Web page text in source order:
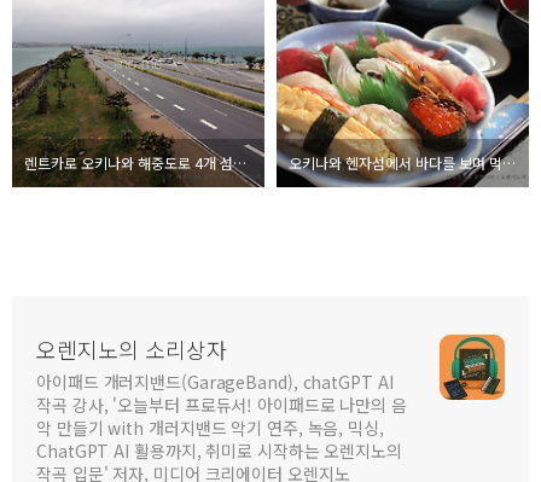
렌트카로 오키나와 해중도로 4개 섬을 돌아보다 오키나와 헨자섬에서 바다를 보며 먹는 현지 식당에서
오렌지노의 소리상자
아이패드 개러지밴드(GarageBand), chatGPT AI
작곡 강사, '오늘부터 프로듀서! 아이패드로 나만의 음
악 만들기 with 개러지밴드 악기 연주, 녹음, 믹싱,
ChatGPT AI 활용까지, 취미로 시작하는 오렌지노의
작곡 입문' 저자, 미디어 크리에이터 오렌지노